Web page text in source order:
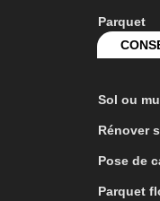
Parquet
Sol ou
Rénover
Pose de
Parquet